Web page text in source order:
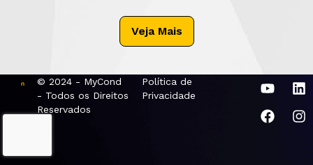
Veja Mais
© 2024 - MyCond
- Todos os Direitos
Reservados
Política de
Privacidade